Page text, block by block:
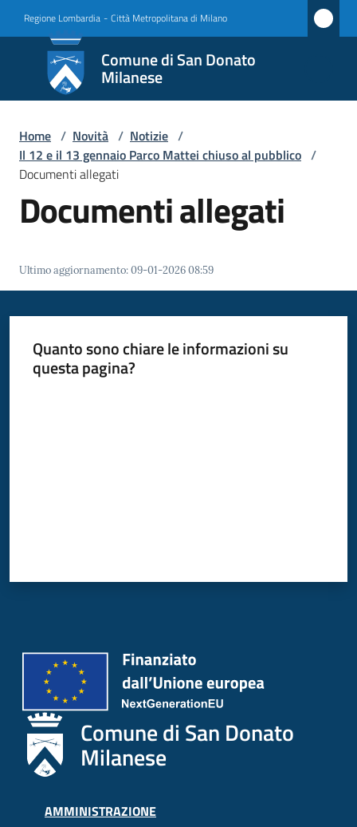
Regione Lombardia - Città Metropolitana di Milano
Comune di San Donato
Milanese
Comune
di San
Donato
Milanese
Amministrazione
San
Donato
Milanese
Home / Novità / Notizie /
Il 12 e il 13 gennaio Parco Mattei chiuso al pubblico /
Documenti allegati
Documenti allegati
Ultimo aggiornamento:09-01-2026 08:59
Quanto sono chiare le informazioni su
questa pagina?
Comune di San Donato
Milanese
AMMINISTRAZIONE